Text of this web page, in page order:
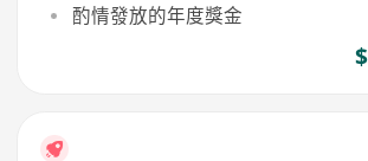
酌情發放的年度獎金